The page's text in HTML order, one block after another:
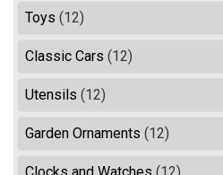
Toys (12)
Classic Cars (12)
Utensils (12)
Garden Ornaments (12)